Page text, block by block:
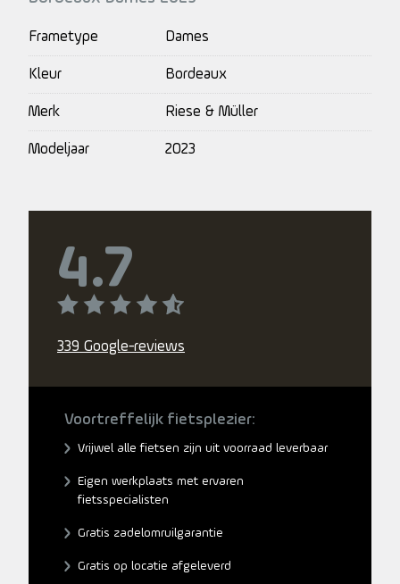
Frametype Dames
Kleur Bordeaux
Merk Riese & Müller
Modeljaar 2023
4.7
339 Google-reviews
Voortreffelijk fietsplezier:
Vrijwel alle fietsen zijn uit voorraad leverbaar
Eigen werkplaats met ervaren
fietsspecialisten
Gratis zadelomruilgarantie
Gratis op locatie afgeleverd